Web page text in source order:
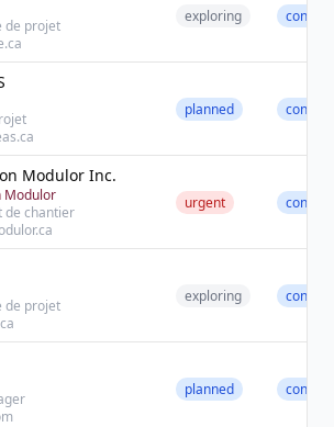
de projet
exploring
planned
Modulor Inc.
Modulor
de chantier
urgent
de projet
exploring
planned